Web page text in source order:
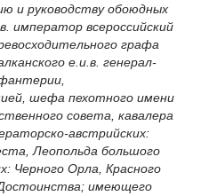
и руководству обоюдных
император всероссийский
графа
е.и.в. генерал-
шефа пехотного имени
совета, кавалера
австрийских:
Леопольда большого
Черного Орла, Красного
имеющего